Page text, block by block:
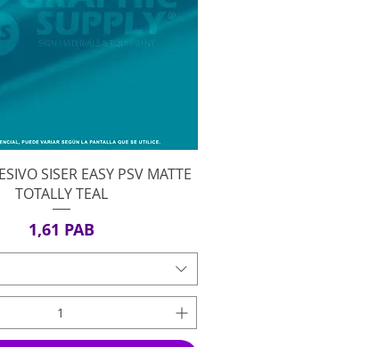
Vista rápida
SISER EASY PSV MATTE
TOTALLY TEAL
Precio
1,61 PAB